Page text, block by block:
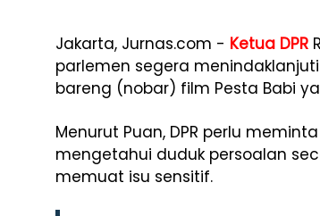
Jakarta, Jurnas.com - Ketua DPR
parlemen segera
bareng (nobar) film Pesta Babi
Menurut Puan, DPR perlu
mengetahui duduk persoalan
memuat isu sensitif.